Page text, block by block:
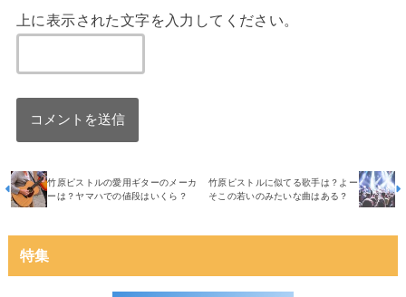
上に表示された文字を入力してください。
竹原ピストルの愛用ギターのメーカ
ーは？ヤマハでの値段はいくら？
竹原ピストルに似てる歌手は？よー
そこの若いのみたいな曲はある？
特集